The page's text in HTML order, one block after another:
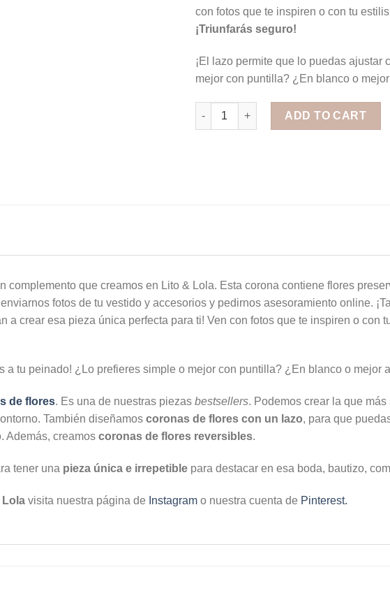
con fotos que te inspiren o con tu
¡Triunfarás seguro!
¡El lazo permite que lo puedas
mejor con puntilla? ¿En blanco o
Corona de Flores con Lazo Tonos Vivos
ADD TO CART
complemento que creamos en Lito & Lola. Esta corona contiene flores
fotos de tu vestido y accesorios y pedirnos asesoramiento online.
a crear esa pieza única perfecta para ti! Ven con fotos que te inspiren o con
a tu peinado! ¿Lo prefieres simple o mejor con puntilla? ¿En blanco o mejor
de flores. Es una de nuestras piezas bestsellers. Podemos crear la que
También diseñamos coronas de flores con un lazo, para que
Además, creamos coronas de flores reversibles.
tener una pieza única e irrepetible para destacar en esa boda, bautizo,
Lola visita nuestra página de Instagram o nuestra cuenta de Pinterest.